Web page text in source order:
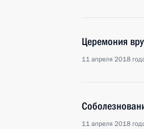
Церемония
11 апреля 2018
11 апреля 2018